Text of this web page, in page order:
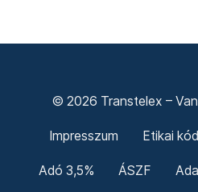
© 2026 Transtelex –
Impresszum Etikai
Adó 3,5% ÁSZF